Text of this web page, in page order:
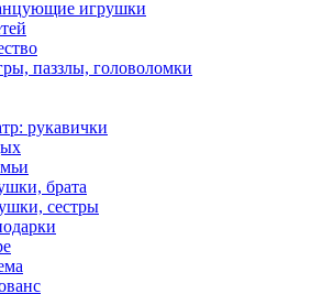
игрушки
паззлы, головоломки
рукавички
брата
сестры